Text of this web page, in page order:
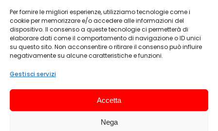
Per fornire le migliori esperienze, utilizziamo tecnologie come i
cookie per memorizzare e/o accedere alle informazioni del
dispositivo. Il consenso a queste tecnologie ci permetterà di
elaborare dati come il comportamento di navigazione o ID unici
su questo sito. Non acconsentire o ritirare il consenso può influire
negativamente su alcune caratteristiche e funzioni.
Gestisci servizi
Accetta
Nega
Chi siamo
Contattaci
Termini & Condizioni
Privacy policy